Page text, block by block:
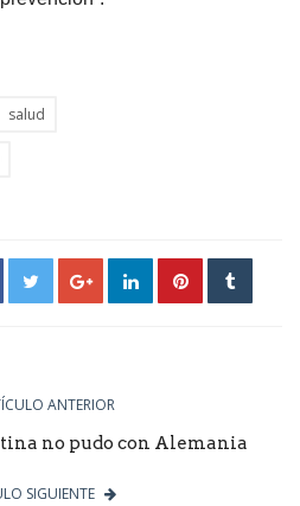
salud
ANTERIOR
no pudo con Alemania
SIGUIENTE